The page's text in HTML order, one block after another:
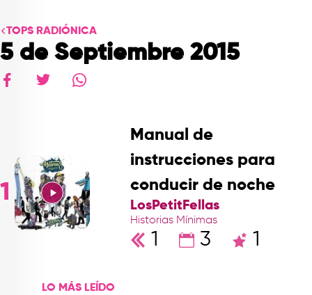
TOPS RADIÓNICA
5 de Septiembre 2015
1
Manual de
instrucciones para
conducir de noche
LosPetitFellas
Historias Mínimas
1 3 1
LO MÁS LEÍDO